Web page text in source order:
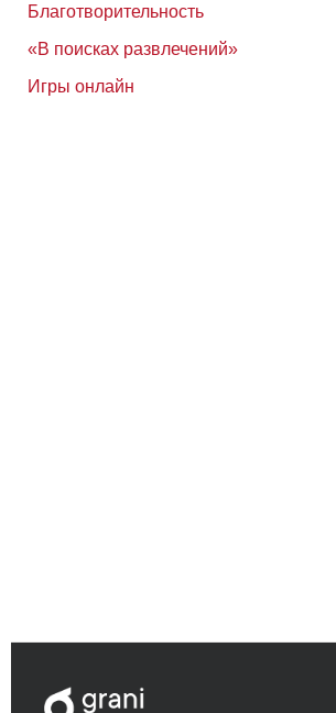
Благотворительность
«В поисках развлечений»
Игры онлайн